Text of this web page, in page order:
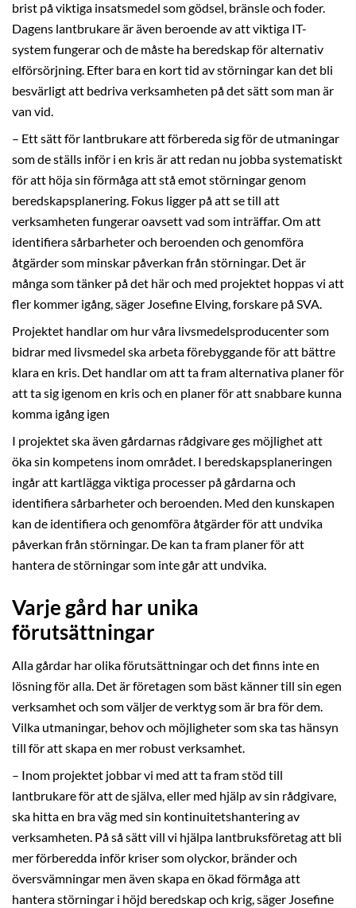
brist på viktiga insatsmedel som gödsel, bränsle och foder.
Dagens lantbrukare är även beroende av att viktiga IT-
system fungerar och de måste ha beredskap för alternativ
elförsörjning. Efter bara en kort tid av störningar kan det bli
besvärligt att bedriva verksamheten på det sätt som man är
van vid.
– Ett sätt för lantbrukare att förbereda sig för de utmaningar
som de ställs inför i en kris är att redan nu jobba systematiskt
för att höja sin förmåga att stå emot störningar genom
beredskapsplanering. Fokus ligger på att se till att
verksamheten fungerar oavsett vad som inträffar. Om att
identifiera sårbarheter och beroenden och genomföra
åtgärder som minskar påverkan från störningar. Det är
många som tänker på det här och med projektet hoppas vi att
fler kommer igång, säger Josefine Elving, forskare på SVA.
Projektet handlar om hur våra livsmedelsproducenter som
bidrar med livsmedel ska arbeta förebyggande för att bättre
klara en kris. Det handlar om att ta fram alternativa planer för
att ta sig igenom en kris och en planer för att snabbare kunna
komma igång igen
I projektet ska även gårdarnas rådgivare ges möjlighet att
öka sin kompetens inom området. I beredskapsplaneringen
ingår att kartlägga viktiga processer på gårdarna och
identifiera sårbarheter och beroenden. Med den kunskapen
kan de identifiera och genomföra åtgärder för att undvika
påverkan från störningar. De kan ta fram planer för att
hantera de störningar som inte går att undvika.
Varje gård har unika
förutsättningar
Alla gårdar har olika förutsättningar och det finns inte en
lösning för alla. Det är företagen som bäst känner till sin egen
verksamhet och som väljer de verktyg som är bra för dem.
Vilka utmaningar, behov och möjligheter som ska tas hänsyn
till för att skapa en mer robust verksamhet.
– Inom projektet jobbar vi med att ta fram stöd till
lantbrukare för att de själva, eller med hjälp av sin rådgivare,
ska hitta en bra väg med sin kontinuitetshantering av
verksamheten. På så sätt vill vi hjälpa lantbruksföretag att bli
mer förberedda inför kriser som olyckor, bränder och
översvämningar men även skapa en ökad förmåga att
hantera störningar i höjd beredskap och krig, säger Josefine